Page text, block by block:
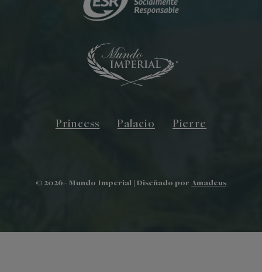
© 2026 - Mundo Imperial | Diseñado por Amadeus
Princess Palacio Pierre